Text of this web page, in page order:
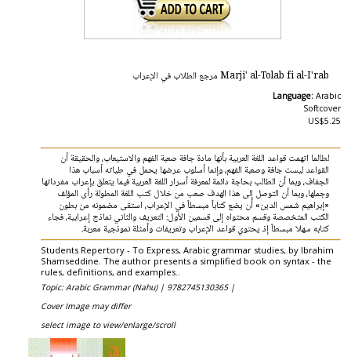
Marji' al-Tolab fi al-I'rab مرجع الطلاب في الإعراب
Language: Arabic
Softcover
US$5.25
لطالما اتهمت قواعد اللغة العربية بأنها مادة جافة صعبة الفهم والاستيعاب، والحقيقة أن
القواعد ليست جافة وصعبة الفهم، وإنما أسلوب عرضها يحمل في طياته أسباب هذا
الجفاف، وبما أن الطالب بحاجة دائمة لمعرفة أسرار اللغة العربية فيما يتعلق بإعراب مفرداتها
وجملها، وبما أن التوصل إلى هذا الهدف صعب من خلال كتب اللغة المطولة رأى المؤلف
«إبراهيم شمس الدين» أن يضع كتاباً مبسطاً في الإعراب، استقى مضمونه من بطون
الكتب المتخصصة وقسم محتواه إلى قسمين الأول: التعريف والثاني نماذج إعرابية، فجاء
كتابه سهلا مبسطاً إذ يحتوي قواعد الإعراب وتعريفات وأمثلة نموذجية معربة.
Students Repertory - To Express, Arabic grammar studies, by Ibrahim
Shamseddine. The author presents a simplified book on syntax - the
rules, definitions, and examples..
Topic: Arabic Grammar (Nahu) | 9782745130365 |
Cover Image may differ
select image to view/enlarge/scroll